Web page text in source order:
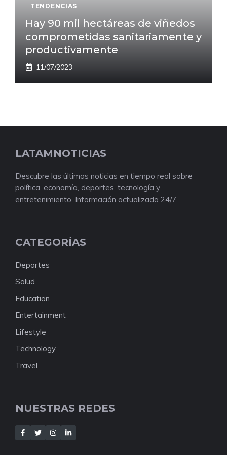
TENDENCIAS
Hay 90 mil hectáreas de viñedos
comprometidas sanitariamente y
productivamente
11/07/2023
LATAMNOTICIAS
Descubre las últimas noticias en tiempo real sobre
política, economía, deportes, tecnología y
entretenimiento. Información actualizada 24/7.
CATEGORÍAS
Deportes
Salud
Education
Entertainment
Lifestyle
Technology
Travel
NUESTRAS REDES